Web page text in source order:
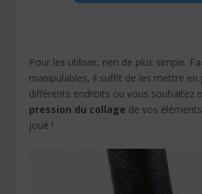
Pour les utiliser, rien de plus simple.
manipulables, il suffit de les mettre en
différents endroits ou vous souhaitez
pression du collage de vos
joué !